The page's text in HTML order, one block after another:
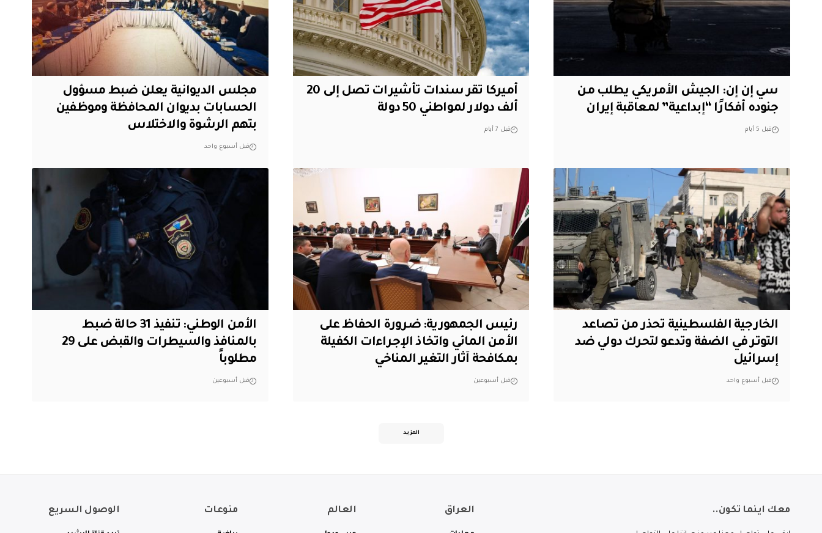
سي إن إن: الجيش الأمريكي يطلب من
جنوده أفكارًا “إبداعية” لمعاقبة إيران
قبل 5 أيام
أميركا تقر سندات تأشيرات تصل إلى 20
ألف دولار لمواطني 50 دولة
قبل 7 أيام
مجلس الديوانية يعلن ضبط مسؤول
الحسابات بديوان المحافظة وموظفين
بتهم الرشوة والاختلاس
قبل أسبوع واحد
الخارجية الفلسطينية تحذر من تصاعد
التوتر في الضفة وتدعو لتحرك دولي ضد
إسرائيل
قبل أسبوع واحد
رئيس الجمهورية: ضرورة الحفاظ على
الأمن المائي واتخاذ الإجراءات الكفيلة
بمكافحة آثار التغير المناخي
قبل أسبوعين
الأمن الوطني: تنفيذ 31 حالة ضبط
بالمنافذ والسيطرات والقبض على 29
مطلوباً
قبل أسبوعين
المزيد
معك اينما تكون.. العراق العالم منوعات الوصول السريع